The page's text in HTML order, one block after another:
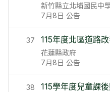
新竹縣立北埔國民中
7月8日 公告
37 115年度北區道路
花蓮縣政府
7月8日 公告
38
115學年度兒童課